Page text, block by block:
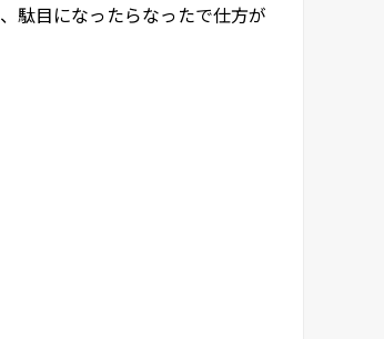
駄目になったらなったで仕方が